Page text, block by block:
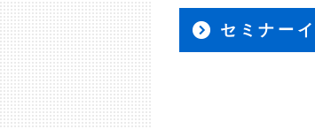
セミナー